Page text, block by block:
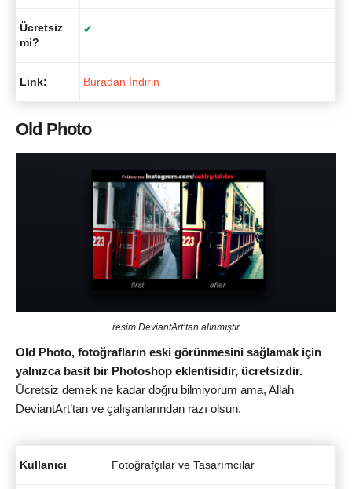
Ücretsiz
mi?
✔
Link: Buradan İndirin
Old Photo
resim DeviantArt’tan alınmıştır
Old Photo, fotoğrafların eski görünmesini sağlamak için
yalnızca basit bir Photoshop eklentisidir, ücretsizdir.
Ücretsiz demek ne kadar doğru bilmiyorum ama, Allah
DeviantArt’tan ve çalışanlarından razı olsun.
Kullanıcı Fotoğrafçılar ve Tasarımcılar